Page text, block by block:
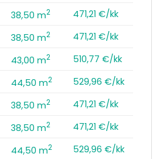
38,50 m2
471,21 €/kk
38,50 m2
471,21 €/kk
43,00 m2
510,77 €/kk
44,50 m2
529,96 €/kk
38,50 m2
471,21 €/kk
38,50 m2
471,21 €/kk
44,50 m2
529,96 €/kk